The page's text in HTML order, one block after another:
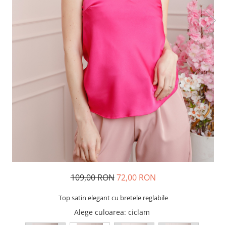
109,00 RON 72,00 RON
Top satin elegant cu bretele reglabile
Alege culoarea: ciclam